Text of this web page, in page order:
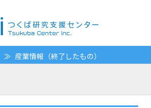
産業情報（終了したもの）